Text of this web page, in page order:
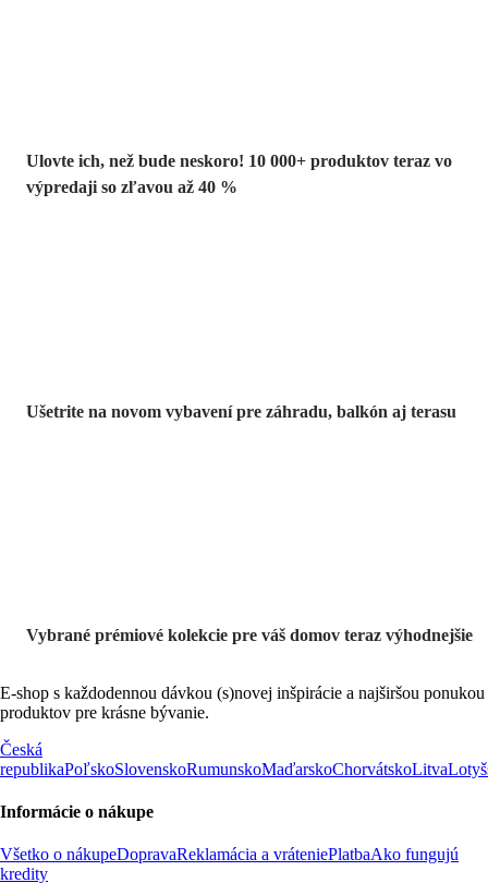
Ulovte ich, než bude neskoro! 10 000+ produktov teraz vo
výpredaji so zľavou až 40 %
Ušetrite na novom vybavení pre záhradu, balkón aj terasu
Vybrané prémiové kolekcie pre váš domov teraz výhodnejšie
E-shop s každodennou dávkou (s)novej inšpirácie a najširšou ponukou
produktov pre krásne bývanie.
Česká
republikaPoľskoSlovenskoRumunskoMaďarskoChorvátskoLitva
Informácie o nákupe
Všetko o nákupeDopravaReklamácia a vráteniePlatbaAko fungujú
kredity